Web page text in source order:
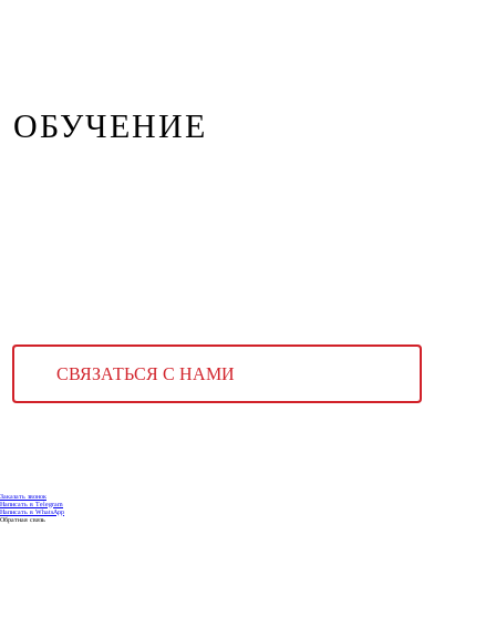
ОБУЧЕНИЕ
СВЯЗАТЬСЯ С НАМИ
Заказать звонок
Написать в Telegram
Написать в WhatsApp
Обратная связь